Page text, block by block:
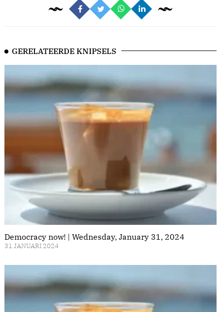
GERELATEERDE KNIPSELS
Democracy now! | Wednesday, January 31, 2024
31 JANUARI 2024